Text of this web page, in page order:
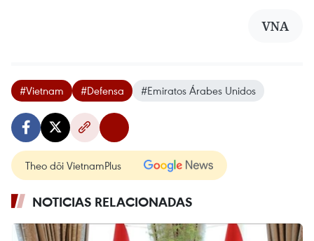
VNA
#Vietnam #Defensa #Emiratos Árabes Unidos
Theo dõi VietnamPlus
NOTICIAS RELACIONADAS